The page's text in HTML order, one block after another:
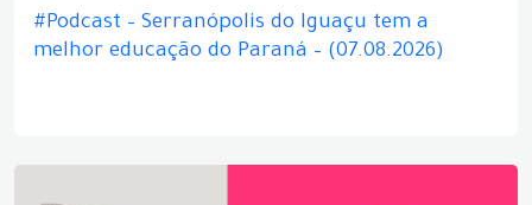
#Podcast – Serranópolis do Iguaçu tem a
melhor educação do Paraná – (07.08.2026)